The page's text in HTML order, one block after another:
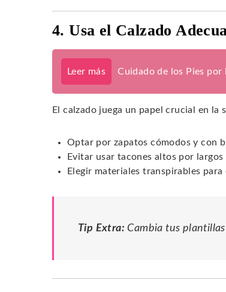
4. Usa el Calzado
Leer más Cuidado de los Pies por
El calzado juega un papel crucial en la
Optar por zapatos cómodos y con
Evitar usar tacones altos por
Elegir materiales transpirables
Tip Extra: Cambia tus